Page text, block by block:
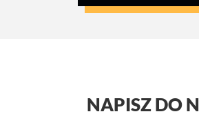
NAPISZ DO